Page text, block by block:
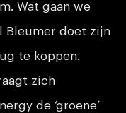
Wat gaan we
Bleumer doet zijn
te koppen.
zich
de ‘groene’